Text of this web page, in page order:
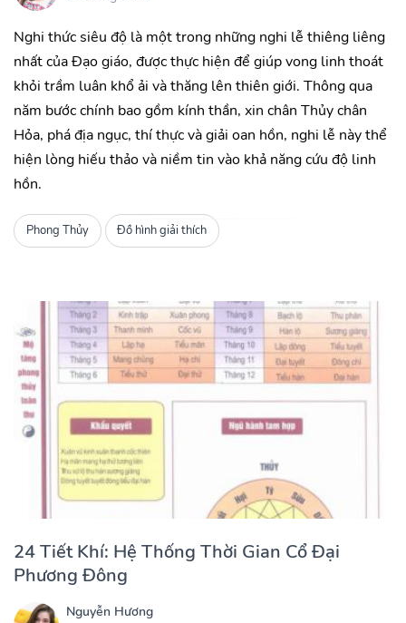
Nghi thức siêu độ là một trong những nghi lễ thiêng liêng
nhất của Đạo giáo, được thực hiện để giúp vong linh thoát
khỏi trầm luân khổ ải và thăng lên thiên giới. Thông qua
năm bước chính bao gồm kính thần, xin chân Thủy chân
Hỏa, phá địa ngục, thí thực và giải oan hồn, nghi lễ này thể
hiện lòng hiếu thảo và niềm tin vào khả năng cứu độ linh
hồn.
Phong Thủy Đồ hình giải thích
24 Tiết Khí: Hệ Thống Thời Gian Cổ Đại
Phương Đông
Nguyễn Hương